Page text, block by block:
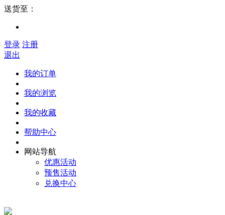
送货至：
登录 注册
退出
我的订单
我的浏览
我的收藏
帮助中心
网站导航
优惠活动
预售活动
兑换中心